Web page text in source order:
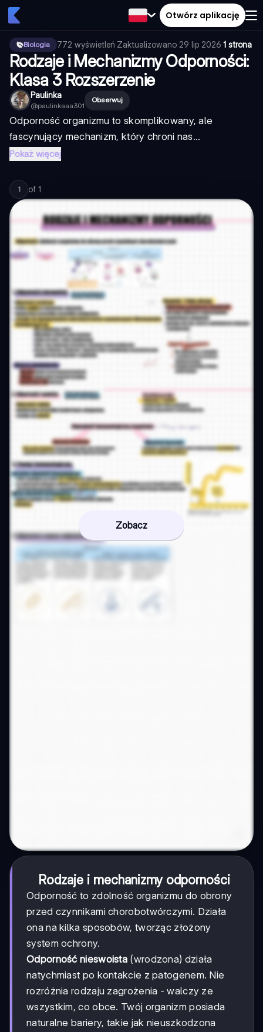
Otwórz aplikację
Biologia 772 wyświetleń·Zaktualizowano 29 lip 2026·1 strona
Rodzaje i Mechanizmy Odporności:
Klasa 3 Rozszerzenie
Paulinka
@paulinkaaa301
Obserwuj
Odporność organizmu to skomplikowany, ale
fascynujący mechanizm, który chroni nas...
Pokaż więcej
1 of 1
Zobacz
Rodzaje i mechanizmy odporności
Odporność to zdolność organizmu do obrony
przed czynnikami chorobotwórczymi. Działa
ona na kilka sposobów, tworząc złożony
system ochrony.
Odporność nieswoista (wrodzona) działa
natychmiast po kontakcie z patogenem. Nie
rozróżnia rodzaju zagrożenia - walczy ze
wszystkim, co obce. Twój organizm posiada
naturalne bariery, takie jak nieuszkodzona